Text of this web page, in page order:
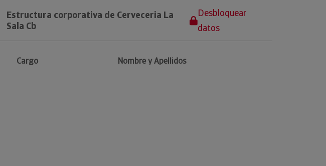
Estructura corporativa de Cerveceria La
Sala Cb
Desbloquear
datos
Cargo Nombre y Apellidos